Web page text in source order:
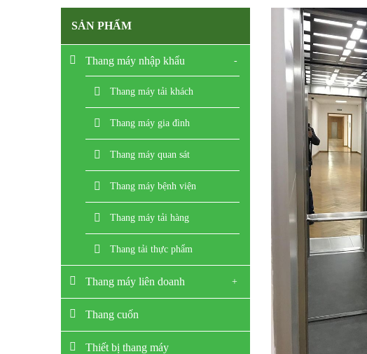
SẢN PHẨM
Thang máy nhập khẩu
Thang máy tải khách
Thang máy gia đình
Thang máy quan sát
Thang máy bệnh viện
Thang máy tải hàng
Thang tải thực phẩm
Thang máy liên doanh
Thang cuốn
Thiết bị thang máy